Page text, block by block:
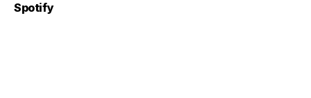
Spotify